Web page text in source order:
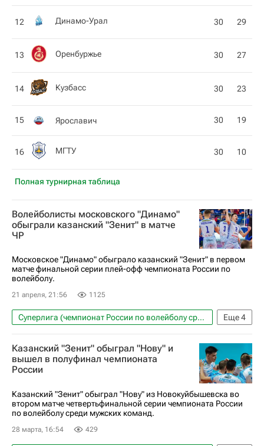
Полная турнирная таблица
12 Динамо-Урал 30 29
13 Оренбуржье 30 27
14 Кузбасс 30 23
15 Ярославич 30 19
16 МГТУ 30 10
Волейболисты московского "Динамо"
обыграли казанский "Зенит" в матче
ЧР
Московское "Динамо" обыграло казанский "Зенит" в первом
матче финальной серии плей-офф чемпионата России по
волейболу.
21 апреля, 21:56 1125
Еще4
Суперлига (чемпионат России по волейболу среди мужчин)
Волейбол
Спорт
Зенит-Казань (Казань)
Динамо (Москва)
Казанский "Зенит" обыграл "Нову" и
вышел в полуфинал чемпионата
России
Казанский "Зенит" обыграл "Нову" из Новокуйбышевска во
втором матче четвертьфинальной серии чемпионата России
по волейболу среди мужских команд.
28 марта, 16:54 429